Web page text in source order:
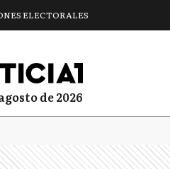
ELECTORALES
de 2026